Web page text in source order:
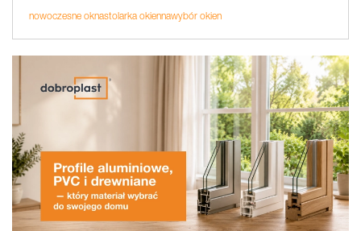
nowoczesne oknastolarka okiennawybór okien